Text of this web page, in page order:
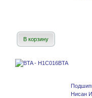
В корзину
Нисан